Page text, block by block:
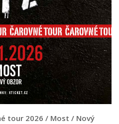
tour 2026 / Most / Nový